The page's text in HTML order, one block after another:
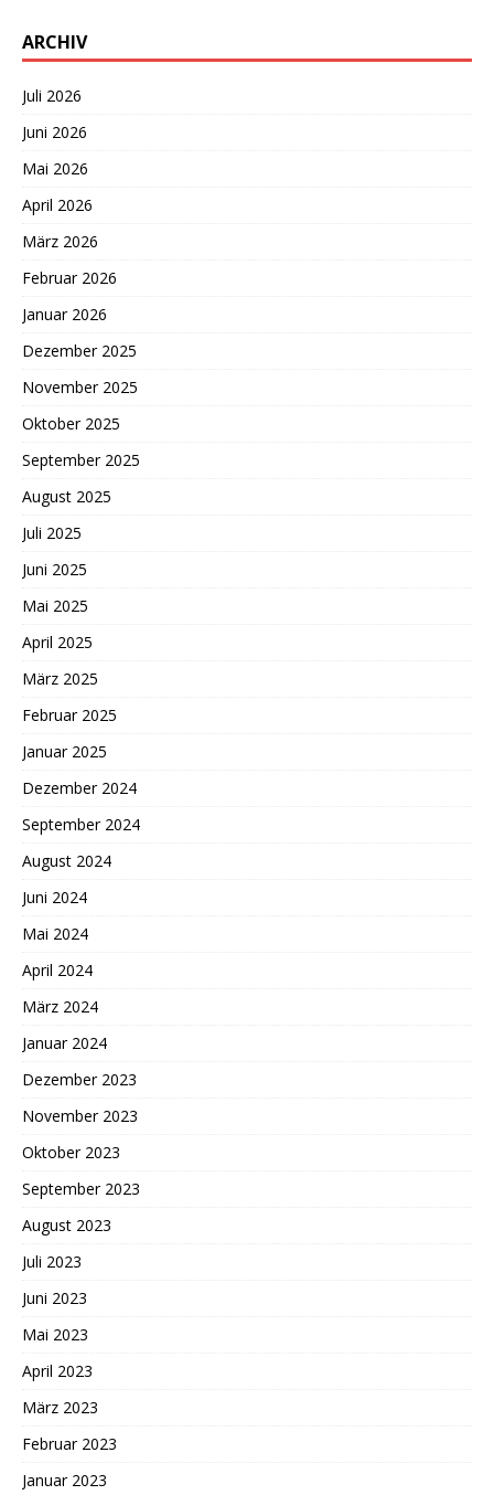
ARCHIV
Juli 2026
Juni 2026
Mai 2026
April 2026
März 2026
Februar 2026
Januar 2026
Dezember 2025
November 2025
Oktober 2025
September 2025
August 2025
Juli 2025
Juni 2025
Mai 2025
April 2025
März 2025
Februar 2025
Januar 2025
Dezember 2024
September 2024
August 2024
Juni 2024
Mai 2024
April 2024
März 2024
Januar 2024
Dezember 2023
November 2023
Oktober 2023
September 2023
August 2023
Juli 2023
Juni 2023
Mai 2023
April 2023
März 2023
Februar 2023
Januar 2023